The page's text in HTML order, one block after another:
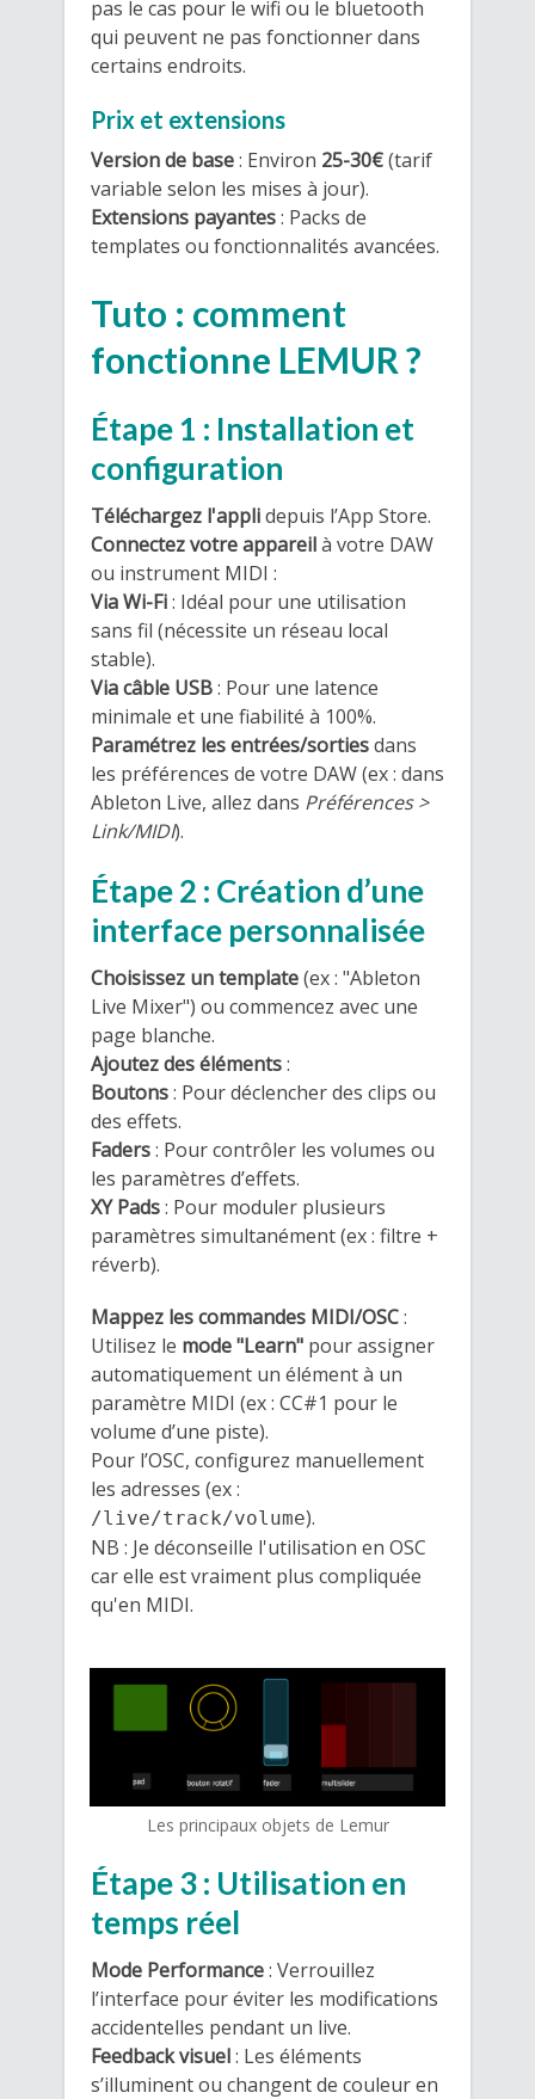
pas le cas pour le wifi ou le bluetooth
qui peuvent ne pas fonctionner dans
certains endroits.
Prix et extensions
Version de base: Environ 25-30€(tarif
variable selon les mises à jour).
Extensions payantes: Packs de
templates ou fonctionnalités avancées.
Tuto : comment
fonctionne LEMUR ?
Étape 1 : Installation et
configuration
Téléchargez l'applidepuis l’App Store.
Connectez votre appareilà votre DAW
ou instrument MIDI :
Via Wi-Fi: Idéal pour une utilisation
sans fil (nécessite un réseau local
stable).
Via câble USB: Pour une latence
minimale et une fiabilité à 100%.
Paramétrez les entrées/sortiesdans
les préférences de votre DAW (ex : dans
Ableton Live, allez dans Préférences >
Link/MIDI).
Étape 2 : Création d’une
interface personnalisée
Choisissez un template(ex : "Ableton
Live Mixer") ou commencez avec une
page blanche.
Ajoutez des éléments:
Boutons: Pour déclencher des clips ou
des effets.
Faders: Pour contrôler les volumes ou
les paramètres d’effets.
XY Pads: Pour moduler plusieurs
paramètres simultanément (ex : filtre +
réverb).
Mappez les commandes MIDI/OSC:
Utilisez le mode "Learn" pour assigner
automatiquement un élément à un
paramètre MIDI (ex : CC#1 pour le
volume d’une piste).
Pour l’OSC, configurez manuellement
les adresses (ex :
/live/track/volume).
NB : Je déconseille l'utilisation en OSC
car elle est vraiment plus compliquée
qu'en MIDI.
Les principaux objets de Lemur
Étape 3 : Utilisation en
temps réel
Mode Performance: Verrouillez
l’interface pour éviter les modifications
accidentelles pendant un live.
Feedback visuel: Les éléments
s’illuminent ou changent de couleur en